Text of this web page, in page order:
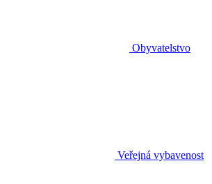
Obyvatelstvo
Veřejná vybavenost